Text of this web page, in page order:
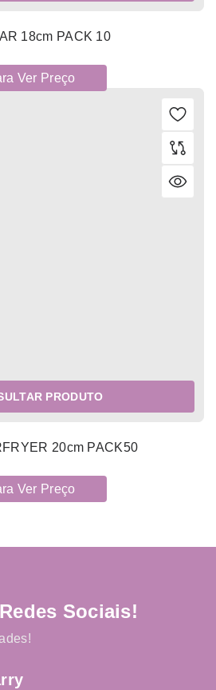
18cm PACK 10
Ver Preço
PRODUTO
20cm PACK50
Ver Preço
Sociais!